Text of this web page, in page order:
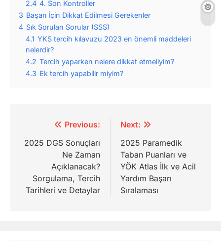
2.4 4. Son Kontroller
3 Başarı İçin Dikkat Edilmesi Gerekenler
4 Sık Sorulan Sorular (SSS)
4.1 YKS tercih kılavuzu 2023 en önemli maddeleri
nelerdir?
4.2 Tercih yaparken nelere dikkat etmeliyim?
4.3 Ek tercih yapabilir miyim?
gezinmesi
Previous:
2025 DGS Sonuçları
Ne Zaman
Açıklanacak?
Sorgulama, Tercih
Tarihleri ve Detaylar
Next:
2025 Paramedik
Taban Puanları ve
YÖK Atlas İlk ve Acil
Yardım Başarı
Sıralaması